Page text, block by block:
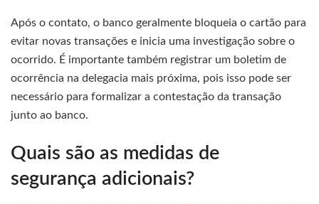
Após o contato, o banco geralmente bloqueia o cartão para
evitar novas transações e inicia uma investigação sobre o
ocorrido. É importante também registrar um boletim de
ocorrência na delegacia mais próxima, pois isso pode ser
necessário para formalizar a contestação da transação
junto ao banco.
Quais são as medidas de
segurança adicionais?